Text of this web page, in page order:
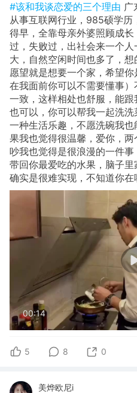
#该和我谈恋爱的三个理由 广
从事互联网行业，985硕学历
得早，全靠母亲外婆照顾成
过，失败过，出社会来一个
大，自然空闲时间也多了，
愿望就是想要一个家，希望
在我面前你可以不需要懂事
一致，这样相处也舒服，能
也可以，你可以帮我一起洗
一种生活乐趣，不愿洗碗我
果我也觉得很温馨，爱你，
吵我也觉得是很浪漫的一件
带回你最爱吃的水果，脑子
确实是很难实现，不知道你在
00:14
5 8 0
美烨欧尼i